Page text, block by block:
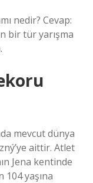
nedir? Cevap:
bir tür yarışma
mevcut dünya
aittir. Atlet
Jena kentinde
104 yaşına